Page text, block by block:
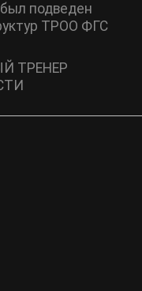
подведен
ТРОО ФГС
ТРЕНЕР